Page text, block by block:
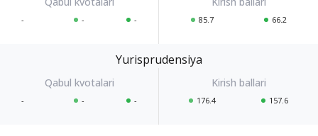
- - - 85.7 66.2
Yurisprudensiya
- - - 176.4 157.6